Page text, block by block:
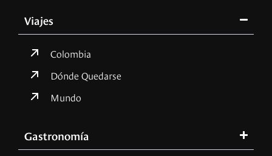
Viajes
Colombia
Dónde Quedarse
Mundo
Gastronomía